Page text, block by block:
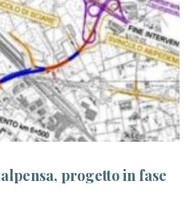
progetto in fase